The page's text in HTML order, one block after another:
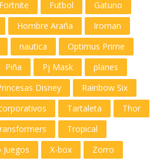
Fortnite Futbol
Gatuno
Hombre Araña
Iroman
nautica
Optimus Prime
Piña Pj Mask
planes
Disney
Rainbow Six
Tartaleta
Thor
Tropical
Juegos X-box Zorro